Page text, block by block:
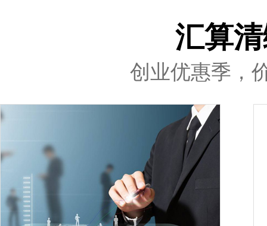
汇算
创业优惠季，